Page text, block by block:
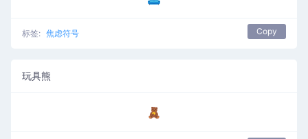
标签: 焦虑符号 Copy
玩具熊
🧸